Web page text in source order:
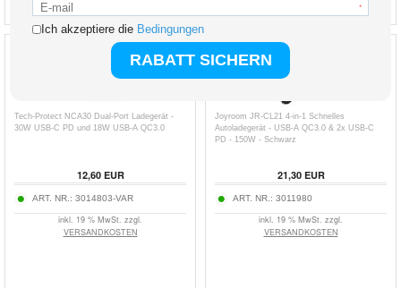
Tech-Protect NCA30 Dual-Port Ladegerät -
30W USB-C PD und 18W USB-A QC3.0
12,60EUR
ART. NR.: 3014803-VAR
inkl. 19 % MwSt. zzgl.
VERSANDKOSTEN
Joyroom JR-CL21 4-in-1 Schnelles
Autoladegerät - USB-A QC3.0 & 2x USB-C
PD - 150W - Schwarz
21,30EUR
ART. NR.: 3011980
inkl. 19 % MwSt. zzgl.
VERSANDKOSTEN